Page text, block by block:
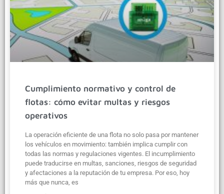
Cumplimiento normativo y control de
flotas: cómo evitar multas y riesgos
operativos
La operación eficiente de una flota no solo pasa por mantener
los vehículos en movimiento: también implica cumplir con
todas las normas y regulaciones vigentes. El incumplimiento
puede traducirse en multas, sanciones, riesgos de seguridad
y afectaciones a la reputación de tu empresa. Por eso, hoy
más que nunca, es